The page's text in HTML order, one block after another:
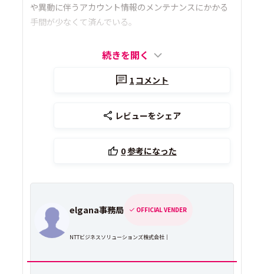
や異動に伴うアカウント情報のメンテナンスにかかる
手間が少なくて済んでいる。
続きを開く
1 コメント
レビューをシェア
0参考になった
elgana事務局 OFFICIAL VENDER
NTTビジネスソリューションズ株式会社｜